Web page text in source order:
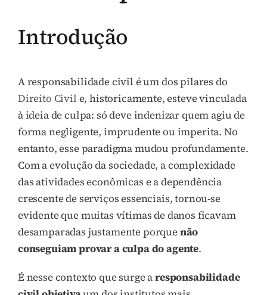
Introdução
A responsabilidade civil é um dos pilares do
Direito Civil e, historicamente, esteve vinculada
à ideia de culpa: só deve indenizar quem agiu de
forma negligente, imprudente ou imperita. No
entanto, esse paradigma mudou profundamente.
Com a evolução da sociedade, a complexidade
das atividades econômicas e a dependência
crescente de serviços essenciais, tornou-se
evidente que muitas vítimas de danos ficavam
desamparadas justamente porquenão
conseguiam provar a culpa do agente.
É nesse contexto que surge aresponsabilidade